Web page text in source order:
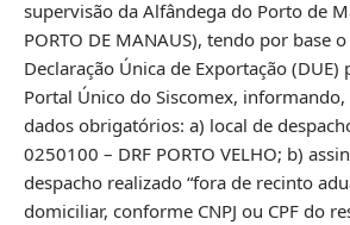
supervisão da Alfândega do Porto de
PORTO DE MANAUS), tendo por base
Declaração Única de Exportação
Portal Único do Siscomex,
dados obrigatórios: a) local de
0250100 – DRF PORTO VELHO; b)
despacho realizado “fora de recinto
domiciliar, conforme CNPJ ou CPF do